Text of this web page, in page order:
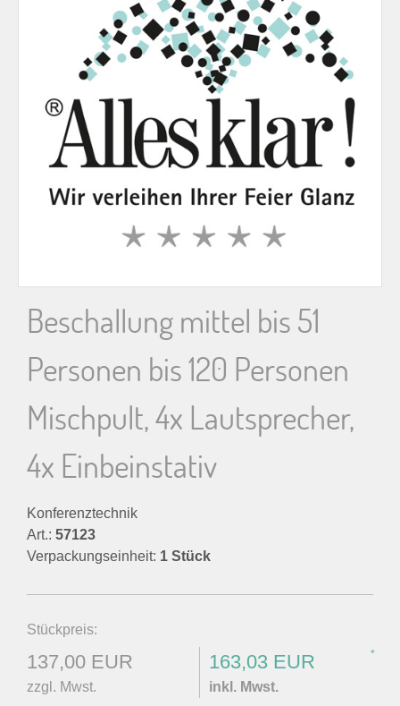
a
h
Beschallung mittel bis 51
Personen bis 120 Personen
Mischpult, 4x Lautsprecher,
4x Einbeinstativ
Konferenztechnik
Art.: 57123
Verpackungseinheit: 1 Stück
Stückpreis:
137,00 EUR
zzgl. Mwst.
163,03 EUR *
inkl. Mwst.